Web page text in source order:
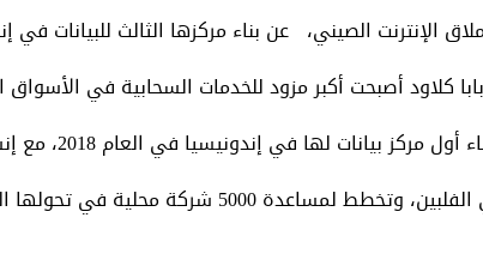
الإنترنت الصيني، عن بناء مركزها الثالث
كلاود أصبحت أكبر مزود للخدمات السحابية في الأسواق
في العام 2018، مع إنشاء المركز الثاني العام الماضي.